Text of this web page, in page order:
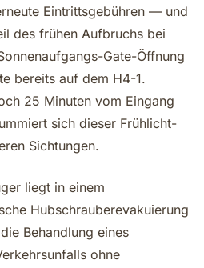
Eintrittsgebühren — und
des frühen Aufbruchs bei
Gate-Öffnung
bereits auf dem H4-1.
25 Minuten vom Eingang
sich dieser Frühlicht-
Sichtungen.
liegt in einem
Hubschrauberevakuierung
Behandlung eines
ohne